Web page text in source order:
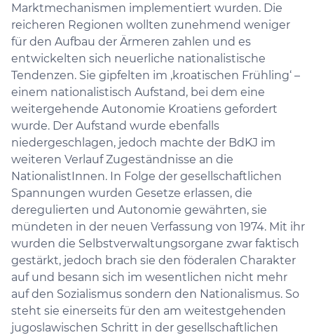
Marktmechanismen implementiert wurden. Die
reicheren Regionen wollten zunehmend weniger
für den Aufbau der Ärmeren zahlen und es
entwickelten sich neuerliche nationalistische
Tendenzen. Sie gipfelten im ‚kroatischen Frühling‘ –
einem nationalistisch Aufstand, bei dem eine
weitergehende Autonomie Kroatiens gefordert
wurde. Der Aufstand wurde ebenfalls
niedergeschlagen, jedoch machte der BdKJ im
weiteren Verlauf Zugeständnisse an die
NationalistInnen. In Folge der gesellschaftlichen
Spannungen wurden Gesetze erlassen, die
deregulierten und Autonomie gewährten, sie
mündeten in der neuen Verfassung von 1974. Mit ihr
wurden die Selbstverwaltungsorgane zwar faktisch
gestärkt, jedoch brach sie den föderalen Charakter
auf und besann sich im wesentlichen nicht mehr
auf den Sozialismus sondern den Nationalismus. So
steht sie einerseits für den am weitestgehenden
jugoslawischen Schritt in der gesellschaftlichen